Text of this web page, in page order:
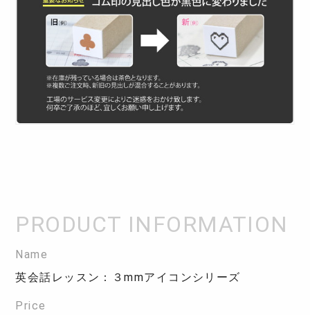
Name
英会話レッスン：３mmアイコンシリーズ
Price